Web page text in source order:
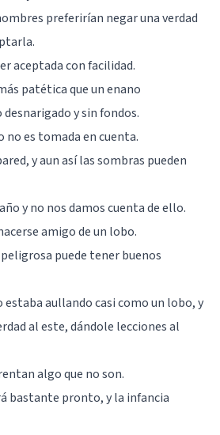
preferirían negar una verdad
aceptada con facilidad.
patética que un enano
y sin fondos.
no es tomada en cuenta.
y aun así las sombras pueden
y no nos damos cuenta de ello.
amigo de un lobo.
puede tener buenos
estaba aullando casi como un lobo, y
al este, dándole lecciones al
algo que no son.
bastante pronto, y la infancia